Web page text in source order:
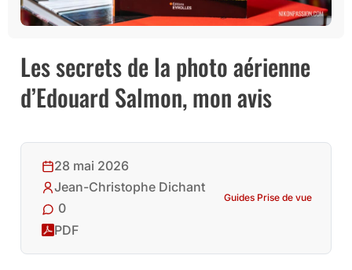
Les secrets de la photo aérienne
d’Edouard Salmon, mon avis
28 mai 2026
Jean-Christophe Dichant
0
PDF
Guides Prise de vue